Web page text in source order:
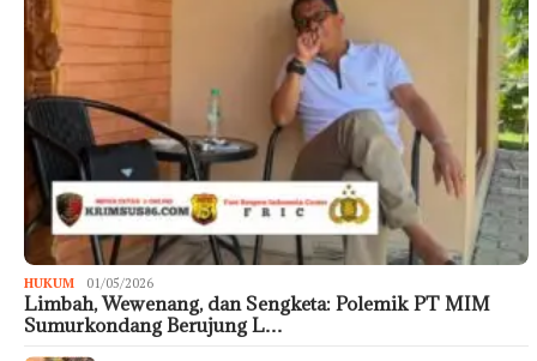
HUKUM 01/05/2026
Limbah, Wewenang, dan Sengketa: Polemik PT MIM
Sumurkondang Berujung L…